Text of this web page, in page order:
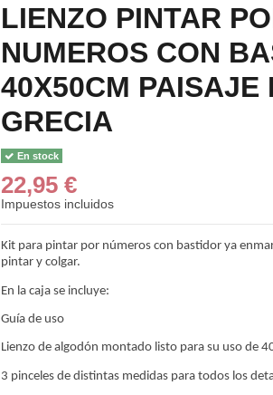
LIENZO PINTAR
NUMEROS CON
40X50CM PAISAJE
GRECIA
En stock
22,95 €
Impuestos incluidos
Kit para pintar por números con bastidor ya
pintar y colgar.
En la caja se incluye:
Guíade uso
Lienzode algodón montado listo para su uso de
3 pinceles de distintas medidas para todos los